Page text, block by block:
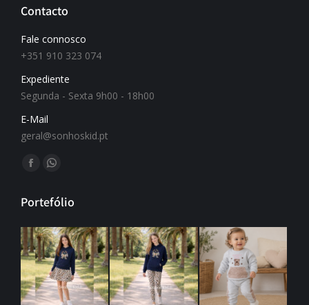
Contacto
Fale connosco
+351 910 323 074
Expediente
Segunda - Sexta 9h00 - 18h00
E-Mail
geral@sonhoskid.pt
Find us on:
Portefólio